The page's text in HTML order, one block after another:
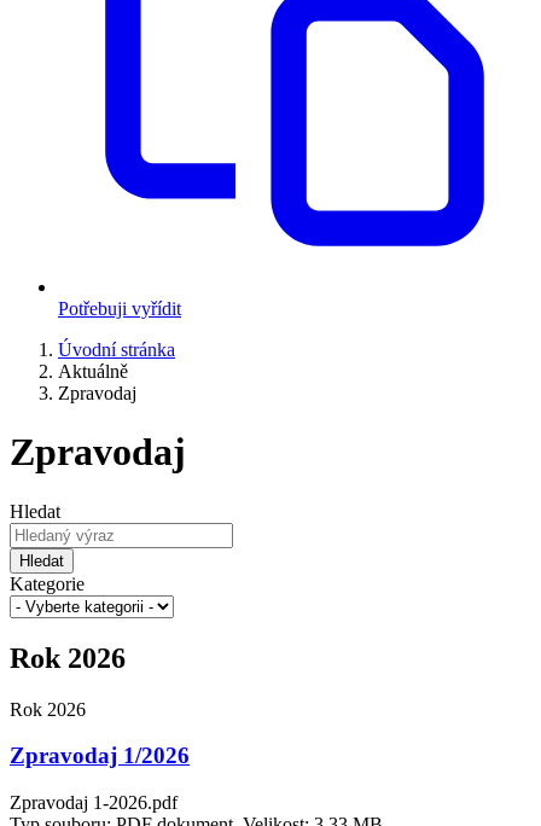
Potřebuji vyřídit
Úvodní stránka
Aktuálně
Zpravodaj
Zpravodaj
Hledat
Hledat
Kategorie
Rok 2026
Rok 2026
Zpravodaj 1/2026
Zpravodaj 1-2026.pdf